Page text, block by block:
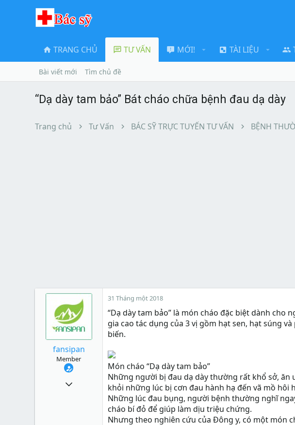
TRANG CHỦ TƯ VẤN MỚI! TÀI LIỆU
Bài viết mới Tìm chủ đề
“Dạ dày tam bảo” Bát cháo chữa bệnh đau dạ dày
Trang chủ Tư Vấn BÁC SỸ TRỰC TUYẾN TƯ VẤN BỆNH
fansipan
Member
31 Tháng một 2018
“Dạ dày tam bảo” là món cháo đặc biệt dành cho
gia cao tác dụng của 3 vị gồm hạt sen, hạt súng
biến.
Món cháo “Dạ dày tam bảo”
Những người bị đau dạ dày thường rất khổ sở,
khỏi những lúc bị cơn đau hành hạ đến vã mồ hôi
Những lúc đau bụng, người bệnh thường nghĩ
cháo bí đỏ để giúp làm dịu triệu chứng.
Nhưng theo nghiên cứu của Đông y, có một món